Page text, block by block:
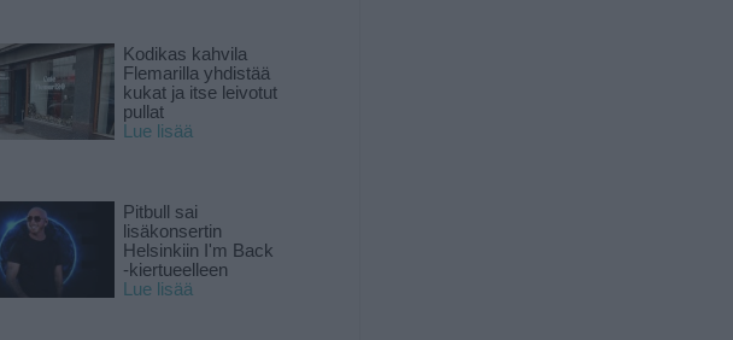
Kodikas kahvila
Flemarilla yhdistää
kukat ja itse leivotut
pullat
Lue lisää
Pitbull sai
lisäkonsertin
Helsinkiin I'm Back
-kiertueelleen
Lue lisää